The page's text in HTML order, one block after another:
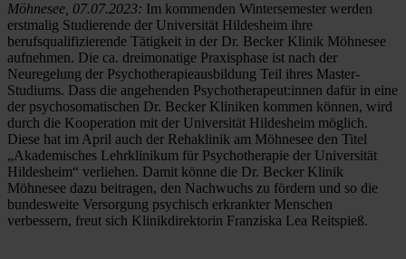
Möhnesee, 07.07.2023: Im kommenden Wintersemester werden
erstmalig Studierende der Universität Hildesheim ihre
berufsqualifizierende Tätigkeit in der Dr. Becker Klinik Möhnesee
aufnehmen. Die ca. dreimonatige Praxisphase ist nach der
Neuregelung der Psychotherapieausbildung Teil ihres Master-
Studiums. Dass die angehenden Psychotherapeut:innen dafür in eine
der psychosomatischen Dr. Becker Kliniken kommen können, wird
durch die Kooperation mit der Universität Hildesheim möglich.
Diese hat im April auch der Rehaklinik am Möhnesee den Titel
„Akademisches Lehrklinikum für Psychotherapie der Universität
Hildesheim“ verliehen. Damit könne die Dr. Becker Klinik
Möhnesee dazu beitragen, den Nachwuchs zu fördern und so die
bundesweite Versorgung psychisch erkrankter Menschen
verbessern, freut sich Klinikdirektorin Franziska Lea Reitspieß.